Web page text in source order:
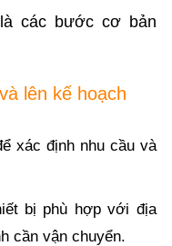
các bước cơ bản
lên kế hoạch
xác định nhu cầu và
bị phù hợp với địa
cần vận chuyển.